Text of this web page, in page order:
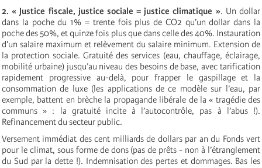
2. « Justice fiscale, justice sociale = justice climatique ». Un dollar
dans la poche du 1% = trente fois plus de CO2 qu’un dollar dans la
poche des 50%, et quinze fois plus que dans celle des 40%. Instauration
d'un salaire maximum et relèvement du salaire minimum. Extension de
la protection sociale. Gratuité des services (eau, chauffage, éclairage,
mobilité urbaine) jusqu’au niveau des besoins de base, avec tarification
rapidement progressive au-delà, pour frapper le gaspillage et la
consommation de luxe (les applications de ce modèle sur l’eau, par
exemple, battent en brèche la propagande libérale de la « tragédie des
communs » : la gratuité incite à l’autocontrôle, pas à l’abus !).
Refinancement du secteur public.
Versement immédiat des cent milliards de dollars par an du Fonds vert
pour le climat, sous forme de dons (pas de prêts - non à l’étranglement
du Sud par la dette !). Indemnisation des pertes et dommages. Bas les